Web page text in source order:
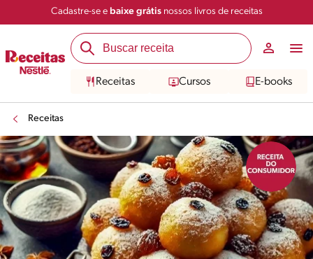
Cadastre-se e baixe grátisnossos livros de receitas
Receitas Cursos E-books
Receitas
Salvar Compartilhar